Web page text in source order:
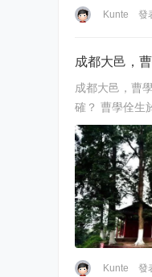
Kunte 發
成都大邑，
成都大邑，曹學佺與趙雲的土城 陳樹文 行腳三國 1月16日 導讀 曹學佺說土城築在靜
Kunte 發